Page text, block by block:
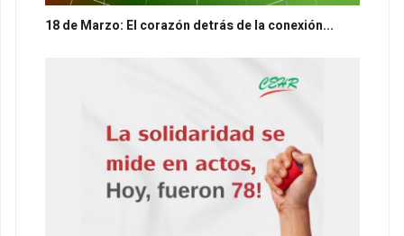
18 de Marzo: El corazón detrás de la conexión...